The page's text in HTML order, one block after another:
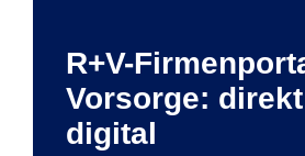
R+V-
Vorsorge:
digital